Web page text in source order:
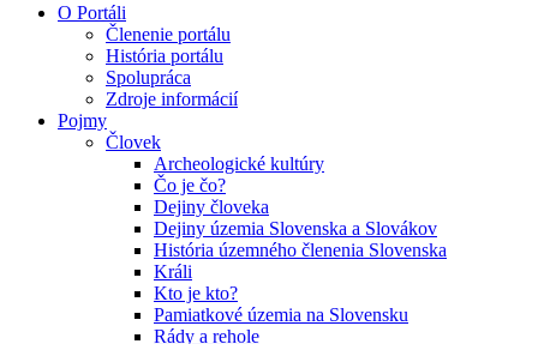
O Portáli
Členenie portálu
História portálu
Spolupráca
Zdroje informácií
Pojmy
Človek
Archeologické kultúry
Čo je čo?
Dejiny človeka
Dejiny územia Slovenska a Slovákov
História územného členenia Slovenska
Králi
Kto je kto?
Pamiatkové územia na Slovensku
Rády a rehole